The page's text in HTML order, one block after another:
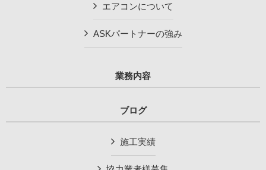
エアコンについて
ASKパートナーの強み
業務内容
ブログ
施工実績